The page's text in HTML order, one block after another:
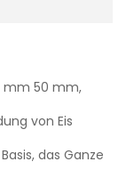
mm 50 mm,
von Eis
das Ganze